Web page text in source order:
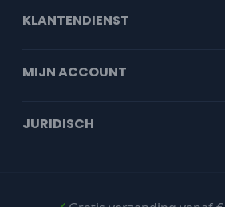
KLANTENDIENST
MIJN ACCOUNT
JURIDISCH